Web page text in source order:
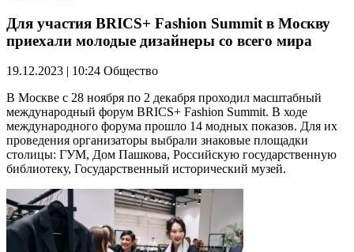
Для участия BRICS+ Fashion Summit в Москву
приехали молодые дизайнеры со всего мира
19.12.2023 | 10:24 Общество
В Москве с 28 ноября по 2 декабря проходил масштабный
международный форум BRICS+ Fashion Summit. В ходе
международного форума прошло 14 модных показов. Для их
проведения организаторы выбрали знаковые площадки
столицы: ГУМ, Дом Пашкова, Российскую государственную
библиотеку, Государственный исторический музей.